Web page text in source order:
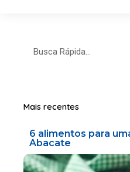
Mais recentes
6 alimentos para
Abacate